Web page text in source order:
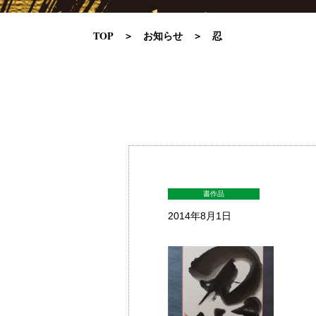
TOP お知らせ 忍
書作品
2014年8月1日